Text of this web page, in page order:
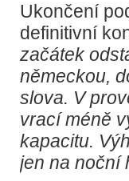
Ukončení
definitivní
začátek
německou,
slova. V
vrací méně
kapacitu.
jen na noční